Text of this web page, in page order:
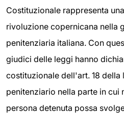
Costituzionale rappresenta
rivoluzione copernicana nella
penitenziaria italiana. Con
giudici delle leggi hanno
costituzionale dell'art. 18
penitenziario nella parte in cui
persona detenuta possa